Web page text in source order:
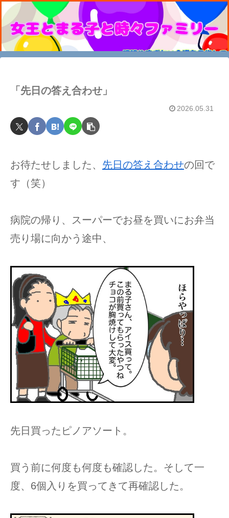
「先日の答え合わせ」
2026.05.31
お待たせしました、 先日の答え合わせの回で
す（笑）
病院の帰り、スーパーでお昼を買いにお弁当
売り場に向かう途中、
先日買ったピノアソート。
買う前に何度も何度も確認した。そして一
度、6個入りを買ってきて再確認した。